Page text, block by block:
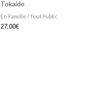
Tokaido
En Famille / Tout Public
27,00€